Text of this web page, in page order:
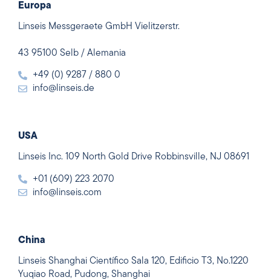
Europa
Linseis Messgeraete GmbH Vielitzerstr.
43 95100 Selb / Alemania
+49 (0) 9287 / 880 0
info@linseis.de
USA
Linseis Inc. 109 North Gold Drive Robbinsville, NJ 08691
+01 (609) 223 2070
info@linseis.com
China
Linseis Shanghai Científico Sala 120, Edificio T3, No.1220
Yuqiao Road, Pudong, Shanghai